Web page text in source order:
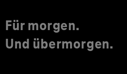
Für morgen.
Und übermorgen.